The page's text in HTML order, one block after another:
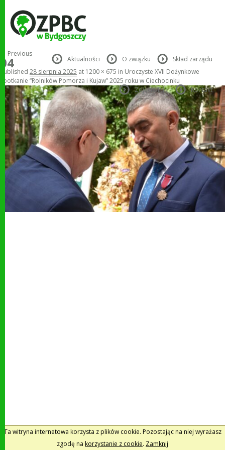
Aktualności O związku Skład zarządu
Zdjęcia/Pliki Kontakt
Image navigation
← Previous
04
Published 28 sierpnia 2025 at 1200 × 675 in Uroczyste XVII Dożynkowe
Spotkanie “Rolników Pomorza i Kujaw” 2025 roku w Ciechocinku
Ta witryna internetowa korzysta z plików cookie. Pozostając na niej wyrażasz
zgodę na korzystanie z cookie. Zamknij